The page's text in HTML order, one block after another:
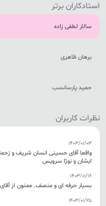
استادکاران برتر
سالار لطفی زاده
برهان ظاهری
حمید پارسانسب
نظرات کاربران
1403/01/03
واقعا آقای حسینی انسان شریف و
ایشان و نوژا سرویس
1403/01/16
بسیار حرفه ای و منصف. ممنون از
1403/01/25